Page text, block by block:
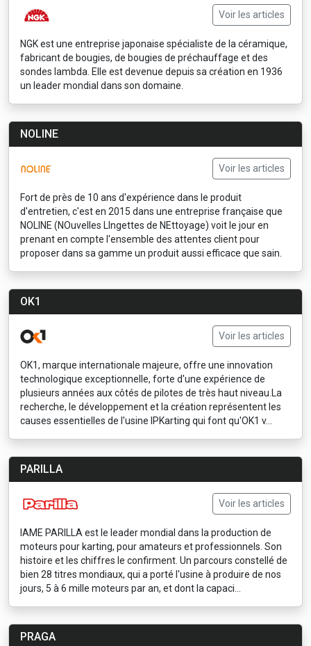
Voir les articles
NGK est une entreprise japonaise spécialiste de la céramique,
fabricant de bougies, de bougies de préchauffage et des
sondes lambda. Elle est devenue depuis sa création en 1936
un leader mondial dans son domaine.
NOLINE
Voir les articles
Fort de près de 10 ans d'expérience dans le produit
d'entretien, c'est en 2015 dans une entreprise française que
NOLINE (NOuvelles LIngettes de NEttoyage) voit le jour en
prenant en compte l'ensemble des attentes client pour
proposer dans sa gamme un produit aussi efficace que sain.
OK1
Voir les articles
OK1, marque internationale majeure, offre une innovation
technologique exceptionnelle, forte d'une expérience de
plusieurs années aux côtés de pilotes de très haut niveau.La
recherche, le développement et la création représentent les
causes essentielles de l'usine IPKarting qui font qu'OK1 v...
PARILLA
Voir les articles
IAME PARILLA est le leader mondial dans la production de
moteurs pour karting, pour amateurs et professionnels. Son
histoire et les chiffres le confirment. Un parcours constellé de
bien 28 titres mondiaux, qui a porté l'usine à produire de nos
jours, 5 à 6 mille moteurs par an, et dont la capaci...
PRAGA